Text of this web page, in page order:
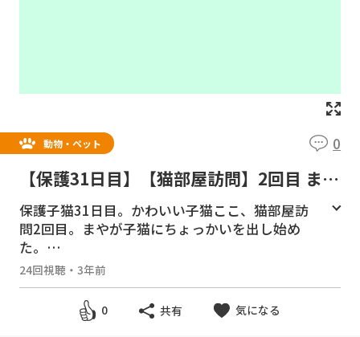
動物・ペット 0
【保護31日目】【猫部屋訪問】2回目 ま
や、子猫を叩き落としてしまった 【瀬戸
のここ日記】
保護子猫31日目。かわいい子猫ここ、猫部屋訪
問2回目。まやが子猫にちょっかいを出し始め
た。
チャンネル登録をお願いします。https://good
y-tv.online/channel/27/
24回視聴 ・ 3年前
0 共有 気になる